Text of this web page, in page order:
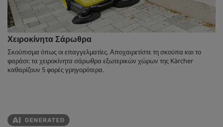
Χειροκίνητα Σάρωθρα
Σκούπισμα όπως οι επαγγελματίες. Αποχαιρετίστε τη σκούπα και το
φαράσι: τα χειροκίνητα σάρωθρα εξωτερικών χώρων της Kärcher
καθαρίζουν 5 φορές γρηγορότερα.